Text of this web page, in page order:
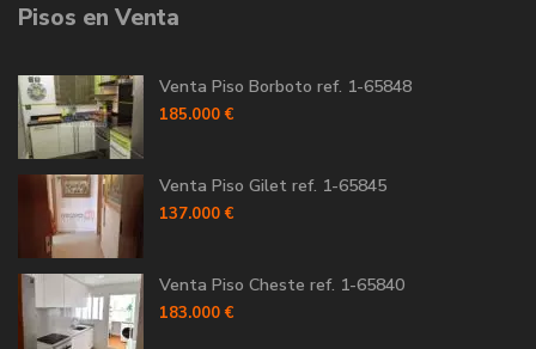
Pisos en Venta
Venta Piso Borboto ref. 1-65848
185.000 €
Venta Piso Gilet ref. 1-65845
137.000 €
Venta Piso Cheste ref. 1-65840
183.000 €